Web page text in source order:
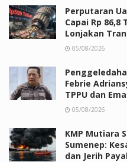
Perputaran
Capai Rp
Lonjakan
05/08/2026
Febrie
TPPU dan
05/08/2026
KMP Mutiara
Sumenep:
dan Jerih